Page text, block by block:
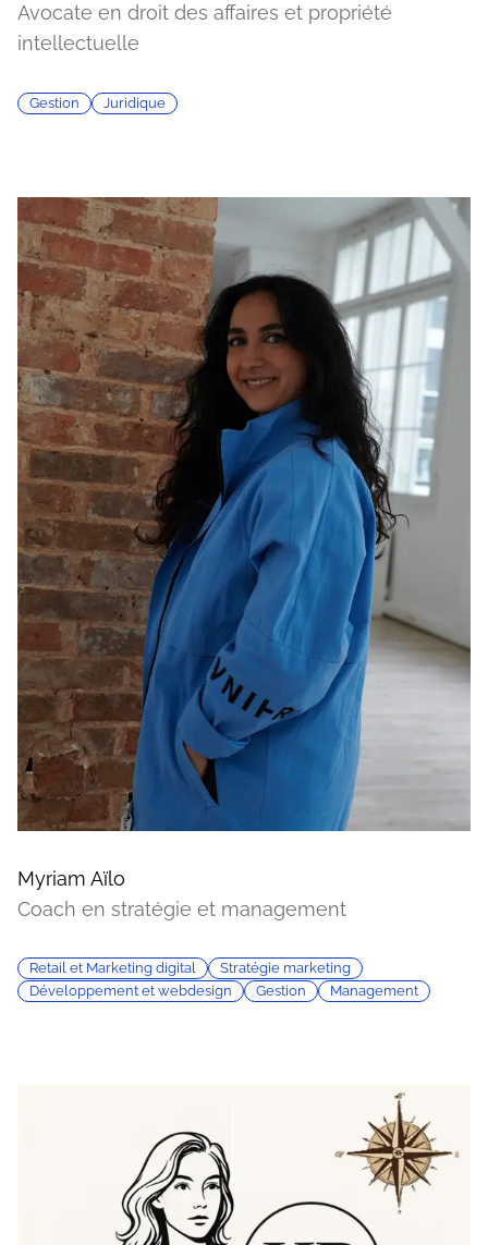
Avocate en droit des affaires et propriété
intellectuelle
Gestion Juridique
Myriam Aïlo
Coach en stratégie et management
Retail et Marketing digital
Stratégie marketing
Développement et webdesign
Gestion Management